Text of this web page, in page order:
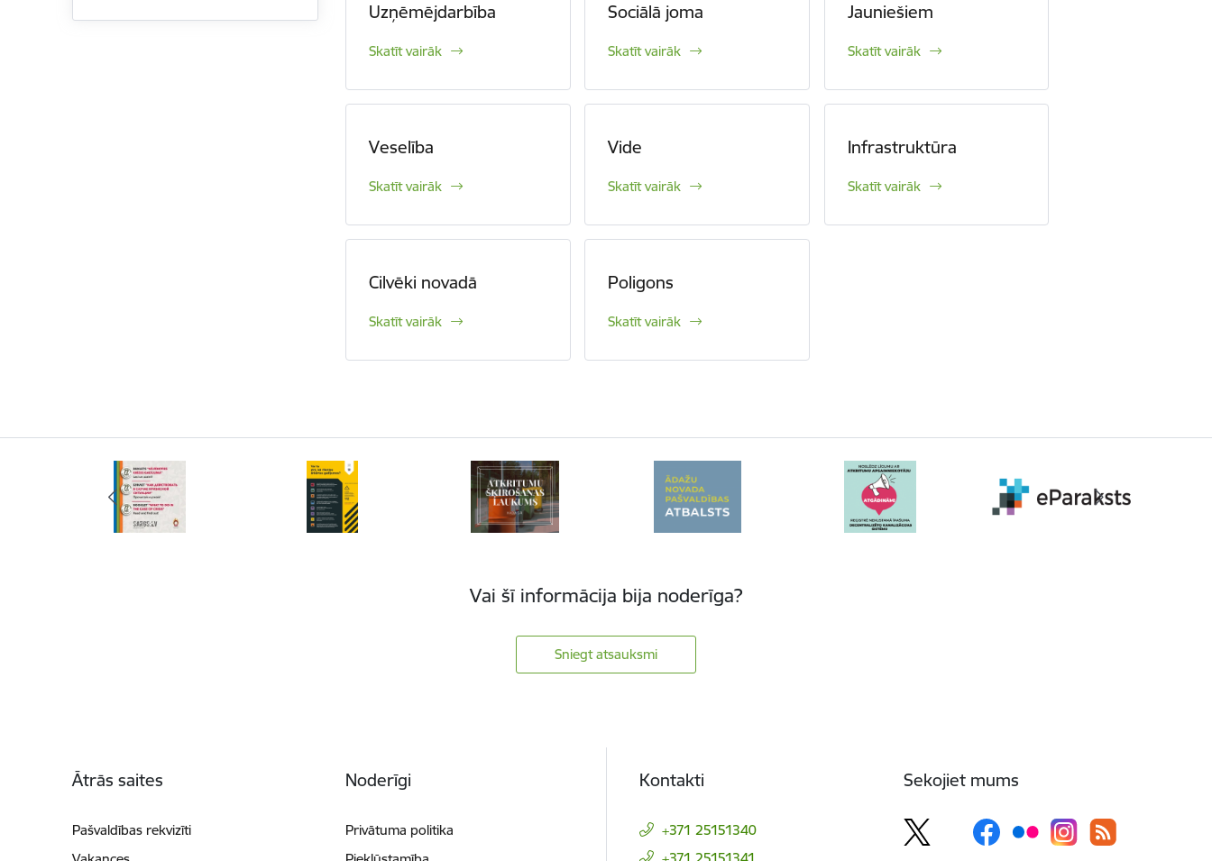
Uzņēmējdarbība
Skatīt vairāk
Sociālā joma
Skatīt vairāk
Jauniešiem
Skatīt vairāk
Veselība
Skatīt vairāk
Vide
Skatīt vairāk
Infrastruktūra
Skatīt vairāk
Cilvēki novadā
Skatīt vairāk
Poligons
Skatīt vairāk
Vai šī informācija bija noderīga?
Sniegt atsauksmi
Ātrās saites
Pašvaldības rekvizīti
Noderīgi
Privātuma politika
Kontakti
+371 25151340
Sekojiet mums